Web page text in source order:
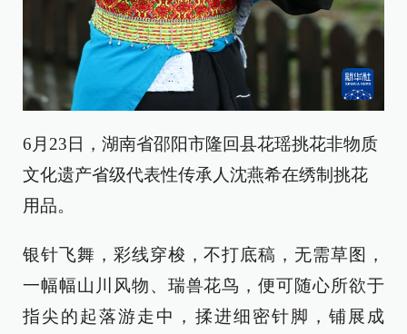
6月23日，湖南省邵阳市隆回县花瑶挑花非物质
文化遗产省级代表性传承人沈燕希在绣制挑花
用品。
银针飞舞，彩线穿梭，不打底稿，无需草图，
一幅幅山川风物、瑞兽花鸟，便可随心所欲于
指尖的起落游走中，揉进细密针脚，铺展成